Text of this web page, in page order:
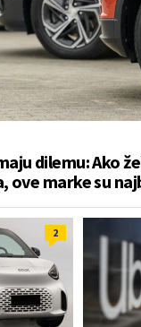
dilemu: Ako
ove marke su
2